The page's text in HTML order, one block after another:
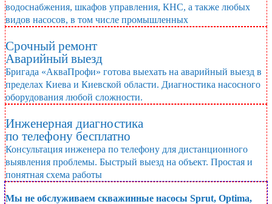
водоснабжения, шкафов управления, КНС, а также любых
видов насосов, в том числе промышленных
Срочный ремонт
Аварийный выезд
Бригада «АкваПрофи» готова выехать на аварийный выезд в
пределах Киева и Киевской области. Диагностика насосного
оборудования любой сложности.
Инженерная диагностика
по телефону бесплатно
Консультация инженера по телефону для дистанционного
выявления проблемы. Быстрый выезд на объект. Простая и
понятная схема работы
Мы не обслуживаем скважинные насосы Sprut, Optima,